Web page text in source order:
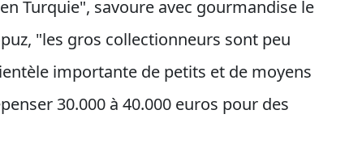
Turquie", savoure avec gourmandise le
"les gros collectionneurs sont peu
importante de petits et de moyens
30.000 à 40.000 euros pour des